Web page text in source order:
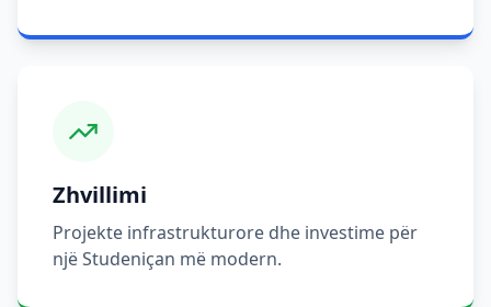
Zhvillimi
Projekte infrastrukturore dhe investime për
një Studeniçan më modern.